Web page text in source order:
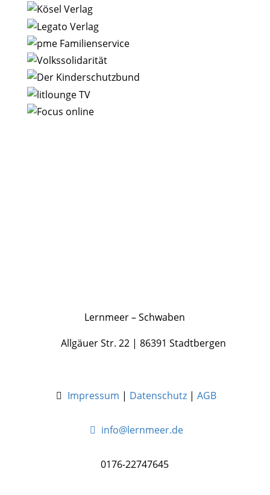
Lernmeer – Schwaben
Allgäuer Str. 22 | 86391 Stadtbergen
Impressum | Datenschutz |AGB
info@lernmeer.de
0176-22747645